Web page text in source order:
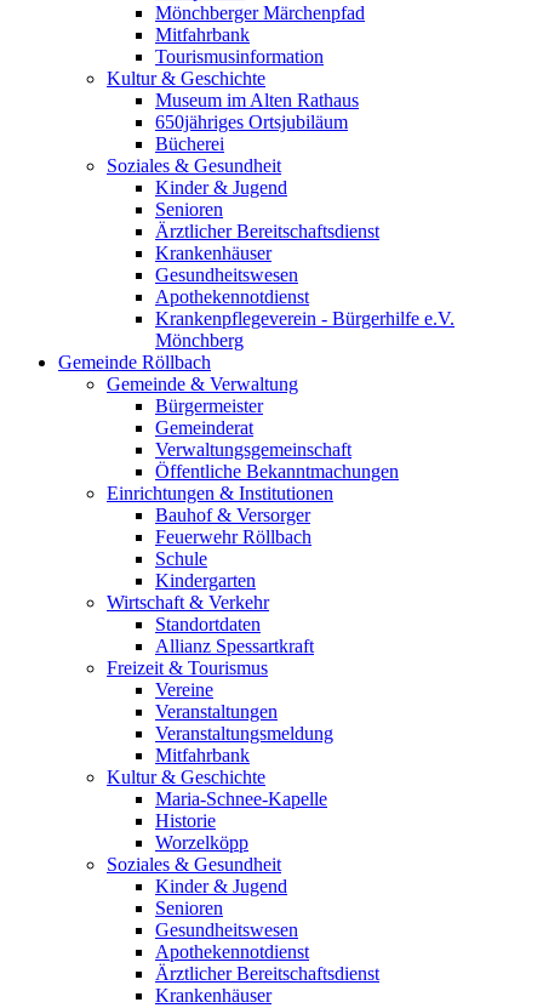
Mönchberger Märchenpfad
Mitfahrbank
Tourismusinformation
Kultur & Geschichte
Museum im Alten Rathaus
650jähriges Ortsjubiläum
Bücherei
Soziales & Gesundheit
Kinder & Jugend
Senioren
Ärztlicher Bereitschaftsdienst
Krankenhäuser
Gesundheitswesen
Apothekennotdienst
Krankenpflegeverein - Bürgerhilfe e.V.
Mönchberg
Gemeinde Röllbach
Gemeinde & Verwaltung
Bürgermeister
Gemeinderat
Verwaltungsgemeinschaft
Öffentliche Bekanntmachungen
Einrichtungen & Institutionen
Bauhof & Versorger
Feuerwehr Röllbach
Schule
Kindergarten
Wirtschaft & Verkehr
Standortdaten
Allianz Spessartkraft
Freizeit & Tourismus
Vereine
Veranstaltungen
Veranstaltungsmeldung
Mitfahrbank
Kultur & Geschichte
Maria-Schnee-Kapelle
Historie
Worzelköpp
Soziales & Gesundheit
Kinder & Jugend
Senioren
Gesundheitswesen
Apothekennotdienst
Ärztlicher Bereitschaftsdienst
Krankenhäuser